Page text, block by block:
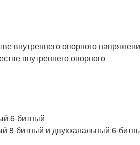
внутреннего опорного
внутреннего опорного
6-битный
8-битный и двухканальный 6-